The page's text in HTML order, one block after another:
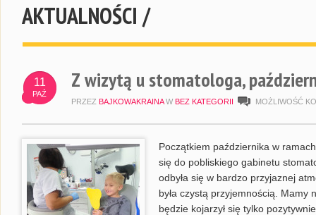
AKTUALNOŚCI /
11
PAŹ
Z wizytą u stomatologa,
PRZEZ BAJKOWAKRAINA W BEZ KATEGORII MOŻLIWOŚĆ
Początkiem października w
się do pobliskiego gabinetu
odbyła się w bardzo przyjaznej
była czystą przyjemnością. Mamy
będzie kojarzył się tylko